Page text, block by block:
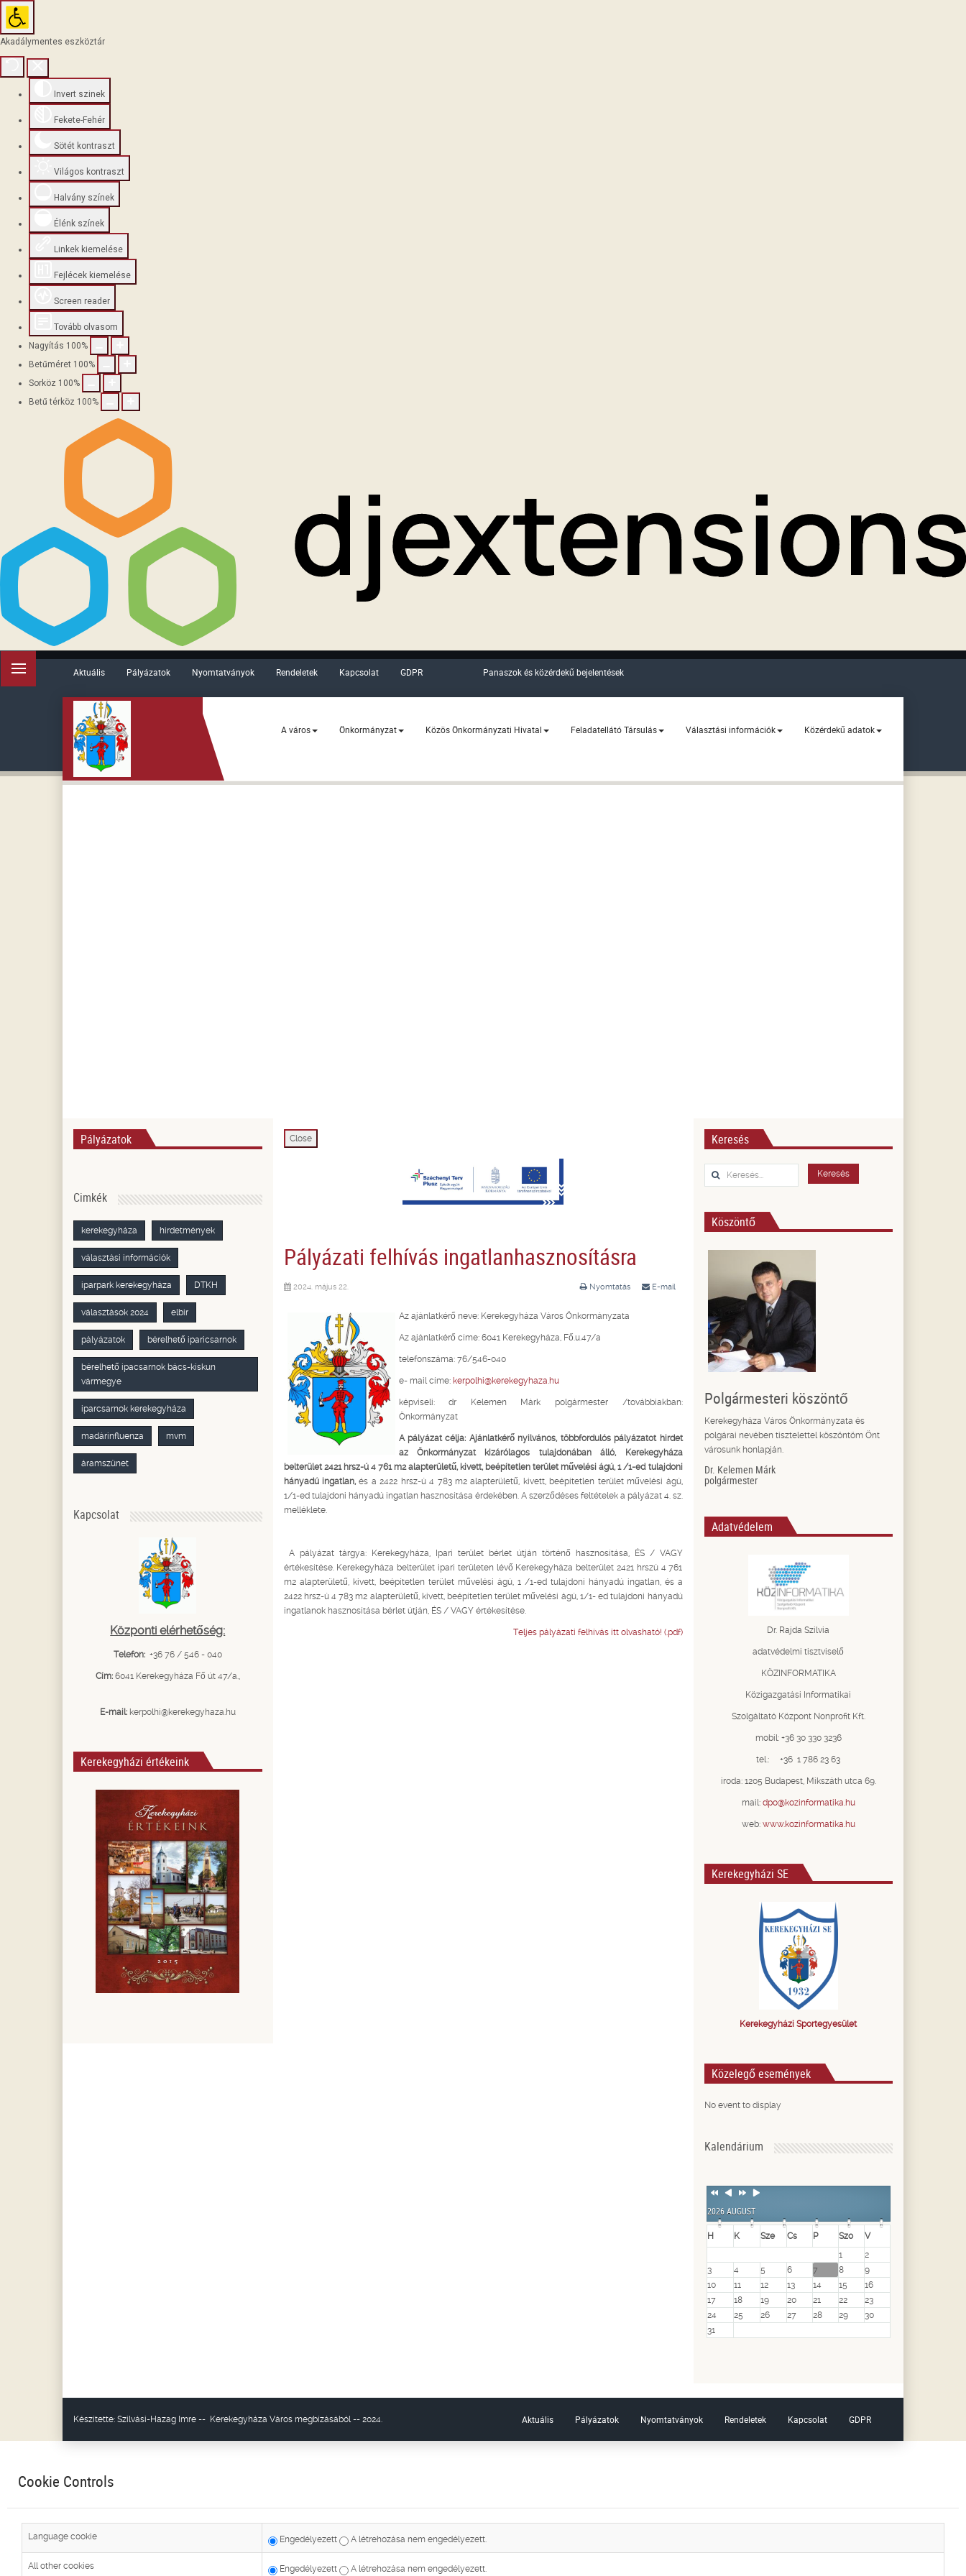
Akadálymentes eszköztár
Invert szinek
Fekete-Fehér
Sötét kontraszt
Világos kontraszt
Halvány színek
Élénk színek
Linkek kiemelése
Fejlécek kiemelése
Screen reader
Tovább olvasom
Nagyítás 100%
Betűméret 100%
Sorköz 100%
Betű térköz 100%
Aktuális Pályázatok Nyomtatványok Rendeletek Kapcsolat GDPR Panaszok és közérdekű bejelentések
A város Önkormányzat Közös Önkormányzati Hivatal Feladatellátó Társulás Választási információk Közérdekű adatok
Close
Pályázati felhívás ingatlanhasznosításra
Nyomtatás E-mail
2024. május 22.
Az ajánlatkérő neve: Kerekegyháza Város Önkormányzata
Az ajánlatkérő címe: 6041 Kerekegyháza, Fő.u.47/a
telefonszáma: 76/546-040
e- mail címe: kerpolhi@kerekegyhaza.hu
képviseli: dr Kelemen Márk polgármester /továbbiakban:
Önkormányzat
A pályázat célja: Ajánlatkérő nyilvános, többfordulós pályázatot hirdet
az Önkormányzat kizárólagos tulajdonában álló, Kerekegyháza
belterület 2421 hrsz-ú 4 761 m2 alapterületű, kivett, beépítetlen terület művelési ágú, 1 /1-ed tulajdoni
hányadú ingatlan,és a 2422 hrsz-ú 4 783 m2 alapterületű, kivett, beépítetlen terület művelési ágú,
1/1-ed tulajdoni hányadú ingatlan hasznosítása érdekében. A szerződéses feltételek a pályázat 4. sz.
melléklete.
A pályázat tárgya: Kerekegyháza, Ipari terület bérlet útján történő hasznosítása, ÉS / VAGY
értékesítése. Kerekegyháza belterület ipari területen lévő Kerekegyháza belterület 2421 hrsz­ú 4 761
m2 alapterületű, kivett, beépítetlen terület művelési ágú, 1 /1-ed tulajdoni hányadú ingatlan, és a
2422 hrsz-ú 4 783 m2 alapterületű, kivett, beépítetlen terület művelési ágú, 1/1- ed tulajdoni hányadú
ingatlanok hasznosítása bérlet útján, ÉS / VAGY értékesítése.
Teljes pályázati felhívás itt olvasható! (.pdf)
Pályázatok
Cimkék
kerekegyháza hirdetmények
választási információk
iparpark kerekegyháza DTKH
választások 2024 elbir
pályázatok bérelhető iparicsarnok
bérelhető ipacsarnok bács-kiskun
vármegye
iparcsarnok kerekegyháza
madárinfluenza mvm
áramszünet
Kapcsolat
Központi elérhetőség:
Telefon: +36 76 / 546 - 040
Cím: 6041 Kerekegyháza Fő út 47/a.,
E-mail: kerpolhi@kerekegyhaza.hu
Kerekegyházi értékeink
Keresés
Keresés... Keresés
Köszöntő
Polgármesteri köszöntő
Kerekegyháza Város Önkormányzata és
polgárai nevében tisztelettel köszöntöm Önt
városunk honlapján.
Dr. Kelemen Márk
polgármester
Adatvédelem
Dr. Rajda Szilvia
adatvédelmi tisztviselő
KÖZINFORMATIKA
Közigazgatási Informatikai
Szolgáltató Központ Nonprofit Kft.
mobil: +36 30 330 3236
tel.: +36 1 786 23 63
iroda: 1205 Budapest, Mikszáth utca 69.
mail: dpo@kozinformatika.hu
web: www.kozinformatika.hu
Kerekegyházi SE
Kerekegyházi Sportegyesület
Közelegő események
No event to display
Kalendárium
Previous
Previous
NextNext
2026 AUGUST
H K Sze Cs P Szo
V
1
2
3
4 5 6 7 8
9
10
11 12 13 14 15
16
17
18 19 20 21 22
23
24
25 26 27 28 29
30
31
Készítette: Szilvási-Hazag Imre -- Kerekegyháza Város megbízásából -- 2024. Aktuális Pályázatok Nyomtatványok Rendeletek Kapcsolat GDPR
Cookie Controls
Language cookie Engedélyezett A létrehozása nem engedélyezett.
All other cookies Engedélyezett A létrehozása nem engedélyezett.